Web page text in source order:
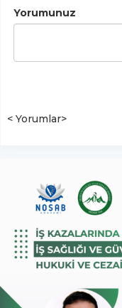
Yorumunuz
< Yorumlar>